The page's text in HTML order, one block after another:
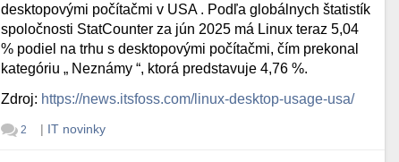
desktopovými počítačmi v USA . Podľa globálnych štatistík
spoločnosti StatCounter za jún 2025 má Linux teraz 5,04
% podiel na trhu s desktopovými počítačmi, čím prekonal
kategóriu „ Neznámy “, ktorá predstavuje 4,76 %.
Zdroj: https://news.itsfoss.com/linux-desktop-usage-usa/
2 | IT novinky